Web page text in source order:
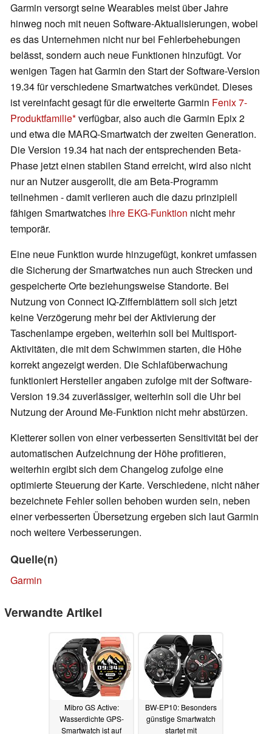
Garmin versorgt seine Wearables meist über Jahre
hinweg noch mit neuen Software-Aktualisierungen, wobei
es das Unternehmen nicht nur bei Fehlerbehebungen
belässt, sondern auch neue Funktionen hinzufügt. Vor
wenigen Tagen hat Garmin den Start der Software-Version
19.34 für verschiedene Smartwatches verkündet. Dieses
ist vereinfacht gesagt für die erweiterte Garmin Fenix 7-
Produktfamilie verfügbar, also auch die Garmin Epix 2
und etwa die MARQ-Smartwatch der zweiten Generation.
Die Version 19.34 hat nach der entsprechenden Beta-
Phase jetzt einen stabilen Stand erreicht, wird also nicht
nur an Nutzer ausgerollt, die am Beta-Programm
teilnehmen - damit verlieren auch die dazu prinzipiell
fähigen Smartwatches ihre EKG-Funktion nicht mehr
temporär.
Eine neue Funktion wurde hinzugefügt, konkret umfassen
die Sicherung der Smartwatches nun auch Strecken und
gespeicherte Orte beziehungsweise Standorte. Bei
Nutzung von Connect IQ-Ziffernblättern soll sich jetzt
keine Verzögerung mehr bei der Aktivierung der
Taschenlampe ergeben, weiterhin soll bei Multisport-
Aktivitäten, die mit dem Schwimmen starten, die Höhe
korrekt angezeigt werden. Die Schlafüberwachung
funktioniert Hersteller angaben zufolge mit der Software-
Version 19.34 zuverlässiger, weiterhin soll die Uhr bei
Nutzung der Around Me-Funktion nicht mehr abstürzen.
Kletterer sollen von einer verbesserten Sensitivität bei der
automatischen Aufzeichnung der Höhe profitieren,
weiterhin ergibt sich dem Changelog zufolge eine
optimierte Steuerung der Karte. Verschiedene, nicht näher
bezeichnete Fehler sollen behoben wurden sein, neben
einer verbesserten Übersetzung ergeben sich laut Garmin
noch weitere Verbesserungen.
Quelle(n)
Garmin
Verwandte Artikel
Mibro GS Active:
Wasserdichte GPS-
Smartwatch ist auf
BW-EP10: Besonders
günstige Smartwatch
startet mit